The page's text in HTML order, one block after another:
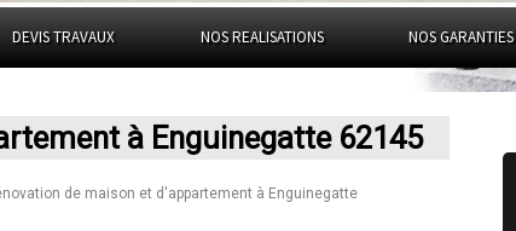
DEVIS TRAVAUX NOS REALISATIONS NOS GARANTIES
à Enguinegatte 62145
de maison et d'appartement à Enguinegatte